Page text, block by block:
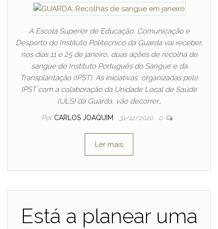
A Escola Superior de Educação, Comunicação e
Desporto do Instituto Politécnico da Guarda vai receber,
nos dias 11 e 25 de janeiro, duas ações de recolha de
sangue do Instituto Português do Sangue e da
Transplantação (IPST). As iniciativas, organizadas pelo
IPST com a colaboração da Unidade Local de Saúde
(ULS) da Guarda, vão decorrer…
Por CARLOS JOAQUIM 31/12/2020 0
Ler mais
Está a planear uma